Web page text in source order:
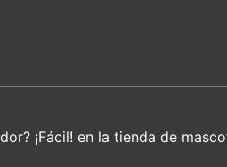
¡Fácil! en la tienda de